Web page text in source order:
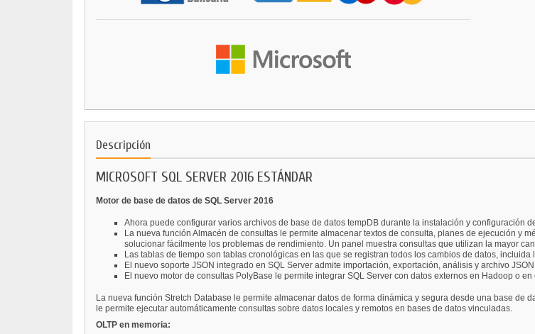
Descripción
MICROSOFT SQL SERVER 2016 ESTÁNDAR
Motor de base de datos de SQL Server 2016
Ahora puede configurar varios archivos de base de datos tempDB durante la instalación y configuración
La nueva función Almacén de consultas le permite almacenar textos de consulta, planes de ejecución y
solucionar fácilmente los problemas de rendimiento. Un panel muestra consultas que utilizan la mayor
Las tablas de tiempo son tablas cronológicas en las que se registran todos los cambios de datos,
El nuevo soporte JSON integrado en SQL Server admite importación, exportación, análisis y archivo
El nuevo motor de consultas PolyBase le permite integrar SQL Server con datos externos en Hadoop o
La nueva función Stretch Database le permite almacenar datos de forma dinámica y segura desde una base de
le permite ejecutar automáticamente consultas sobre datos locales y remotos en bases de datos vinculadas.
OLTP en memoria: